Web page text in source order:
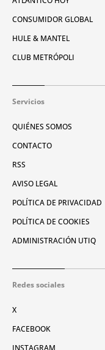
CONSUMIDOR GLOBAL
HULE & MANTEL
CLUB METRÓPOLI
Servicios
QUIÉNES SOMOS
CONTACTO
RSS
AVISO LEGAL
POLÍTICA DE PRIVACIDAD
POLÍTICA DE COOKIES
ADMINISTRACIÓN UTIQ
Redes sociales
X
FACEBOOK